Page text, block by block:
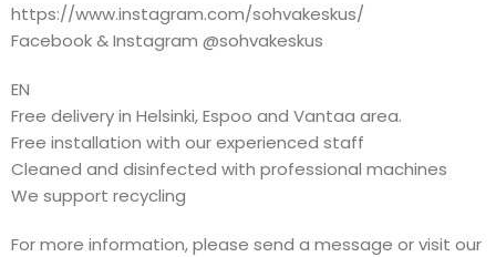
https://www.instagram.com/sohvakeskus/
Facebook & Instagram @sohvakeskus
EN
Free delivery in Helsinki, Espoo and Vantaa area.
Free installation with our experienced staff
Cleaned and disinfected with professional machines
We support recycling
For more information, please send a message or visit our